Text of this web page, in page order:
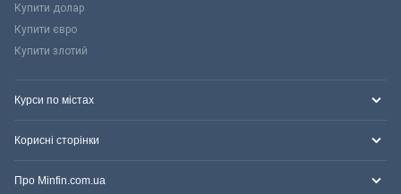
Купити долар
Купити євро
Купити злотий
Курси по містах
Корисні сторінки
Про Minfin.com.ua